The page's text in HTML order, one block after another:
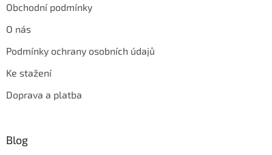
Obchodní podmínky
O nás
Podmínky ochrany osobních údajů
Ke stažení
Doprava a platba
Blog